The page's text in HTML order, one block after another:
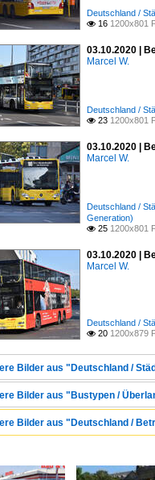
Deutschland /
 16 1200x801
03.10.2020 |
Marcel W.
Deutschland /
 23 1200x801
03.10.2020 |
Marcel W.
Deutschland /
Generation)
 25 1200x801
03.10.2020 |
Marcel W.
Deutschland /
 20 1200x879
Bilder aus "Deutschland /
Bilder aus "Bustypen /
Bilder aus "Deutschland /